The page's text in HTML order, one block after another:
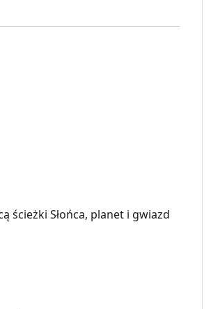
ścieżki Słońca, planet i gwiazd